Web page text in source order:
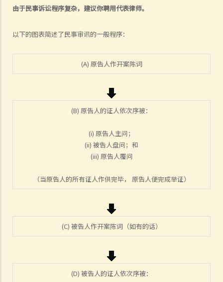
由于民事诉讼程序复杂，建议你聘用代表律师。
以下的图表简述了民事审讯的一般程序：
(A) 原告人作开案陈词
(B) 原告人的证人依次序被：
(i) 原告人主问；
(ii) 被告人盘问；和
(iii) 原告人覆问
（当原告人的所有证人作供完毕， 原告人便完成举证）
(C) 被告人作开案陈词（如有的话）
(D) 被告人的证人依次序被：
9. 如果我不介意花费时间和金钱，即使我的案件的法律理据很弱，我是
10. 在一般民事诉讼中可以作出甚么申索？ 未经算定的损害赔偿有哪些
2. 小额钱债审裁处会处理甚么民事案件？
3. 区域法院会处理甚么民事案件？
4. 高等法院原讼法庭会处理甚么民事案件？
5. 我是否需要聘用律师处理我的案件？若与讼一方是有限公司，情况是
否不同？
1. 法官会否考虑到无律师代表诉讼人在理解法庭程序方面处于不利地
位，而向他们提供法律意见？
2. 我可以请朋友代表我在法庭上发言吗？
6. 如果精神上无行为能力的人或未成年人要展开诉讼，该怎么办？
7. 如何在区域法院或高等法院向他人展开民事诉讼？
8. 如果我打算在区域法院或高等法院向某人提出诉讼，我应以传讯令状